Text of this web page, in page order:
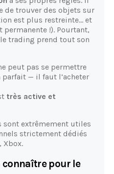
de trouver des objets sur
est plus restreinte… et
!). Pourtant,
trading prend tout son
peut pas se permettre
parfait — il faut l’acheter
très active et
sont extrêmement utiles
strictement dédiés
Xbox.
connaître pour le